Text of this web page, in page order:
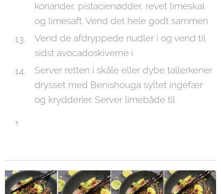
koriander, pistacienødder, revet limeskal
og limesaft. Vend det hele godt sammen
Vend de afdryppede nudler i og vend til
sidst avocadoskiverne i
Server retten i skåle eller dybe tallerkener
drysset med Benishouga syltet ingefær
og krydderier. Server limebåde til